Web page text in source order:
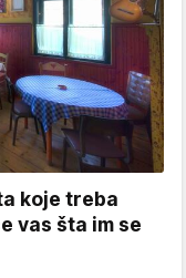
koje treba
vas šta im se